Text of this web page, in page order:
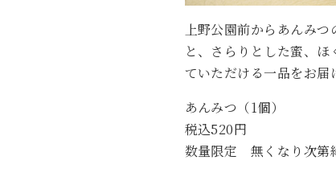
上野公園前からあんみ
と、さらりとした蜜、
ていただける一品をお届
あんみつ（1個）
税込520円
数量限定 無くなり次第